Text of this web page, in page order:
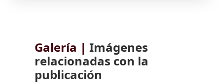
Galería | Imágenes
relacionadas con la
publicación